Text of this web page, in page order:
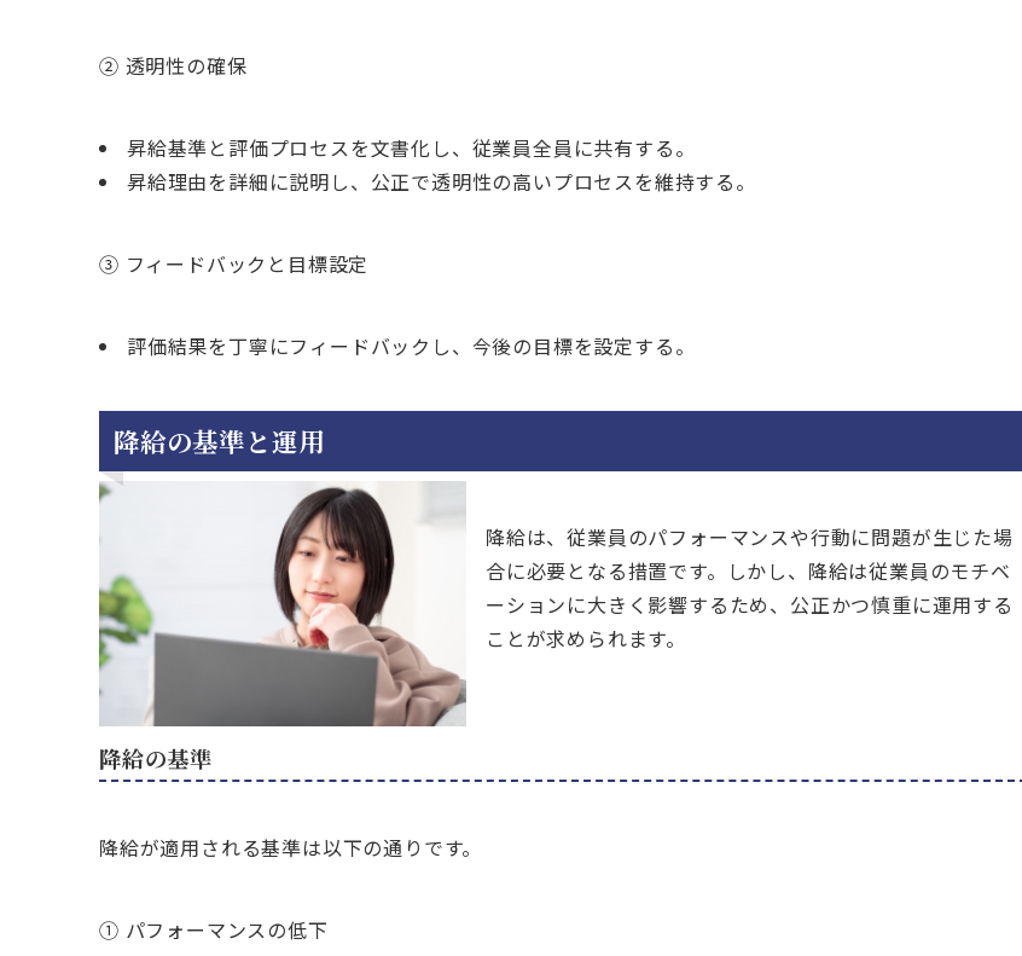
② 透明性の確保
昇給基準と評価プロセスを文書化し、従業員全員に共有する。
昇給理由を詳細に説明し、公正で透明性の高いプロセスを維持する。
③ フィードバックと目標設定
評価結果を丁寧にフィードバックし、今後の目標を設定する。
降給の基準と運用
降給は、従業員のパフォーマンスや行動に問題が生じた場
合に必要となる措置です。しかし、降給は従業員のモチベ
ーションに大きく影響するため、公正かつ慎重に運用する
ことが求められます。
降給の基準
降給が適用される基準は以下の通りです。
① パフォーマンスの低下